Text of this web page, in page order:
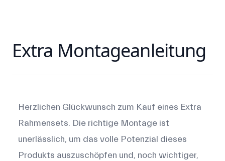
Extra Montageanleitung
Products
Herzlichen Glückwunsch zum Kauf eines Extra
Rahmensets. Die richtige Montage ist
unerlässlich, um das volle Potenzial dieses
Produkts auszuschöpfen und, noch wichtiger,